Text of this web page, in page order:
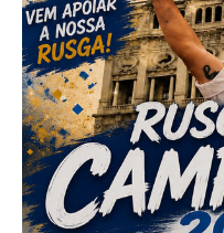
REGULAMENTOS E TAXAS
PLANO E ORÇAMENTO
RELATÓRIO E CONTAS
INVENTÁRIO
RECRUTAMENTO PESSOAL
CÓDIGO DE CONDUTA
ORÇAMENTO COLABORATIVO
FUNDO DE APOIO AO
SUBVENÇÕES PÚBLICAS